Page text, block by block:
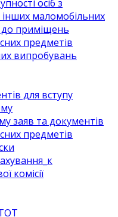
осіб з
інших маломобільних
до приміщень
предметів
випробувань
для вступу
заяв та документів
предметів
комісії